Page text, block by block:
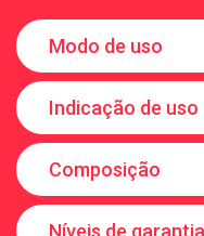
Modo de uso
Indicação de uso
Composição
Níveis de garantia